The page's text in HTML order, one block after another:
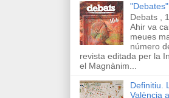
"Debates"
Debats ,
Ahir va
meues
número
revista editada per la
el Magnànim...
Definitiu.
València